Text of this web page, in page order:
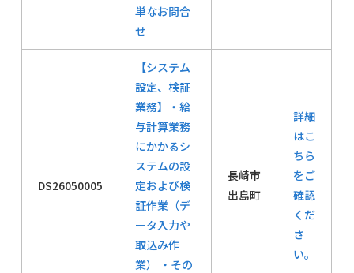
単なお問合
せ
DS26050005
【システム
設定、検証
業務】・給
与計算業務
にかかるシ
ステムの設
定および検
証作業（デ
ータ入力や
取込み作
業） ・その
長崎市
出島町
詳細
はこ
ちら
をご
確認
くだ
さ
い。